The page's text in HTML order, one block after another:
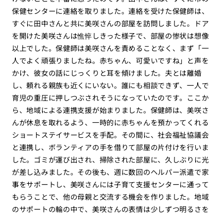
保健センターに連絡を取りました。連絡を受けた保健師は、
すぐに田中さんと共に美咲さんの部屋を訪問しました。ドア
を開けた美咲さんは憔悴しきった様子で、部屋の惨状は想像
以上でした。保健師は美咲さんを責めることなく、まず「一
人でよく頑張りましたね。赤ちゃん、可愛いですね」と声を
かけ、彼女の話にじっくりと耳を傾けました。夫とは離婚
し、頼れる親族も近くにいない。誰にも相談できず、一人で
育児の重圧に押しつぶされそうになっていたのです。ここか
ら、地域による連携支援が始まりました。保健師は、美咲さ
んが休息を取れるよう、一時的に赤ちゃんを預かってくれる
ショートステイサービスを手配。その間に、社会福祉協議会
と連携し、ボランティアの手を借りて部屋の片付けを行いま
した。ゴミが運び出され、掃除された部屋に、久しぶりに光
が差し込みました。その後も、週に数回のヘルパー派遣で家
事をサポートし、美咲さんには子育て支援センターに通って
もらうことで、他の母親と交流する機会を作りました。地域
のサポートの輪の中で、美咲さんの表情は少しずつ明るさを